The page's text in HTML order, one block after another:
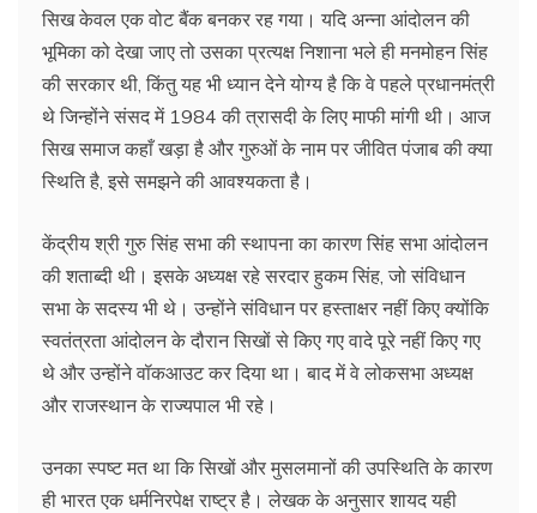
सिख केवल एक वोट बैंक बनकर रह गया। यदि अन्ना आंदोलन की
भूमिका को देखा जाए तो उसका प्रत्यक्ष निशाना भले ही मनमोहन सिंह
की सरकार थी, किंतु यह भी ध्यान देने योग्य है कि वे पहले प्रधानमंत्री
थे जिन्होंने संसद में 1984 की त्रासदी के लिए माफी मांगी थी। आज
सिख समाज कहाँ खड़ा है और गुरुओं के नाम पर जीवित पंजाब की क्या
स्थिति है, इसे समझने की आवश्यकता है।
केंद्रीय श्री गुरु सिंह सभा की स्थापना का कारण सिंह सभा आंदोलन
की शताब्दी थी। इसके अध्यक्ष रहे सरदार हुकम सिंह, जो संविधान
सभा के सदस्य भी थे। उन्होंने संविधान पर हस्ताक्षर नहीं किए क्योंकि
स्वतंत्रता आंदोलन के दौरान सिखों से किए गए वादे पूरे नहीं किए गए
थे और उन्होंने वॉकआउट कर दिया था। बाद में वे लोकसभा अध्यक्ष
और राजस्थान के राज्यपाल भी रहे।
उनका स्पष्ट मत था कि सिखों और मुसलमानों की उपस्थिति के कारण
ही भारत एक धर्मनिरपेक्ष राष्ट्र है। लेखक के अनुसार शायद यही